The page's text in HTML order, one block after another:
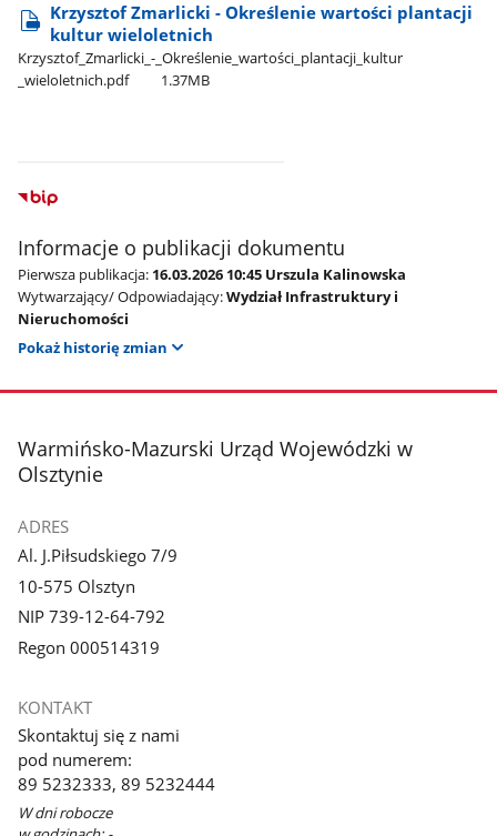
Krzysztof Zmarlicki - Określenie wartości plantacji
kultur wieloletnich
Krzysztof​_Zmarlicki​_-​_Określenie​_wartości​_plantacji​_kultur​
_wieloletnich.pdf
1.37MB
Informacje o publikacji dokumentu
Pierwsza publikacja: 16.03.2026 10:45 Urszula Kalinowska
Wytwarzający/ Odpowiadający:Wydział Infrastruktury i
Nieruchomości
Pokaż historię zmian
stopka
Warmińsko-Mazurski Urząd Wojewódzki w
Olsztynie
ADRES
Al. J.Piłsudskiego 7/9
10-575 Olsztyn
NIP 739-12-64-792
Regon 000514319
KONTAKT
Skontaktuj się z nami
pod numerem:
89 5232333, 89 5232444
W dni robocze